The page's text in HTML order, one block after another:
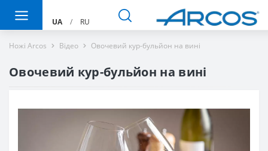
UA / RU
Ножі Arcos Вiдео Овочевий кур-бульйон на вині
Овочевий кур-бульйон на вині